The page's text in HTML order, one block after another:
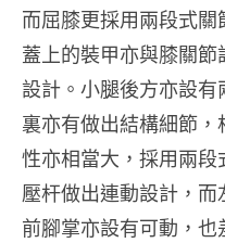
而屈膝更採用兩段式
蓋上的裝甲亦與膝關
設計。小腿後方亦設
裏亦有做出結構細節
性亦相當大，採用兩
壓杆做出連動設計，
前腳掌亦設有可動，